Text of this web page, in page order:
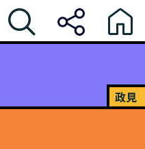
政見